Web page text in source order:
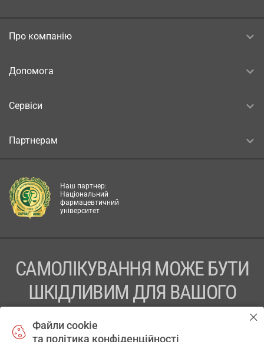
Про компанію
Допомога
Сервіси
Партнерам
Наш партнер:
Національний
фармацевтичний
університет
САМОЛІКУВАННЯ МОЖЕ БУТИ
ШКІДЛИВИМ ДЛЯ ВАШОГО
Файли cookie
та політика конфіденційності